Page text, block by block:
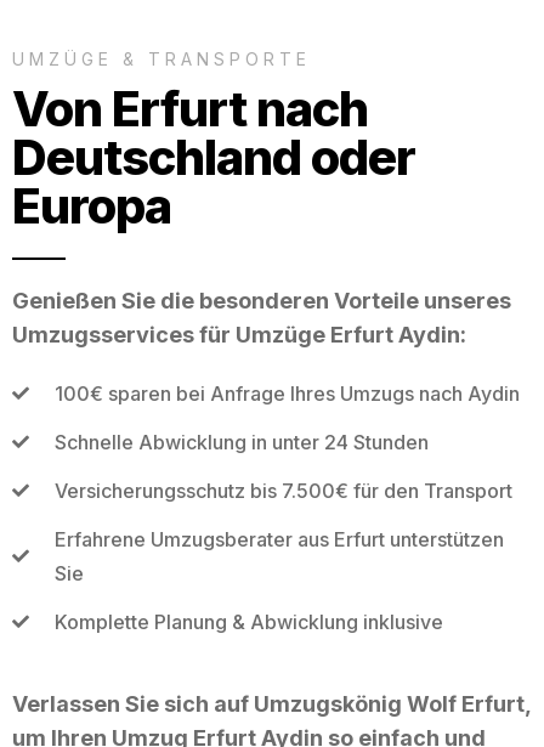
UMZÜGE & TRANSPORTE
Von Erfurt nach
Deutschland oder
Europa
Genießen Sie die besonderen Vorteile unseres
Umzugsservices für Umzüge Erfurt Aydin:
100€ sparen bei Anfrage Ihres Umzugs nach Aydin
Schnelle Abwicklung in unter 24 Stunden
Versicherungsschutz bis 7.500€ für den Transport
Erfahrene Umzugsberater aus Erfurt unterstützen
Sie
Komplette Planung & Abwicklung inklusive
Verlassen Sie sich auf Umzugskönig Wolf Erfurt,
um Ihren Umzug Erfurt Aydin so einfach und